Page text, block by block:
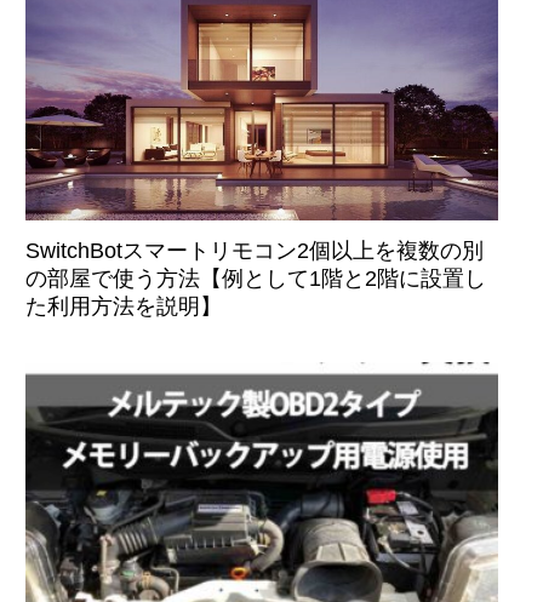
SwitchBotスマートリモコン2個以上を複数の別
の部屋で使う方法【例として1階と2階に設置し
た利用方法を説明】